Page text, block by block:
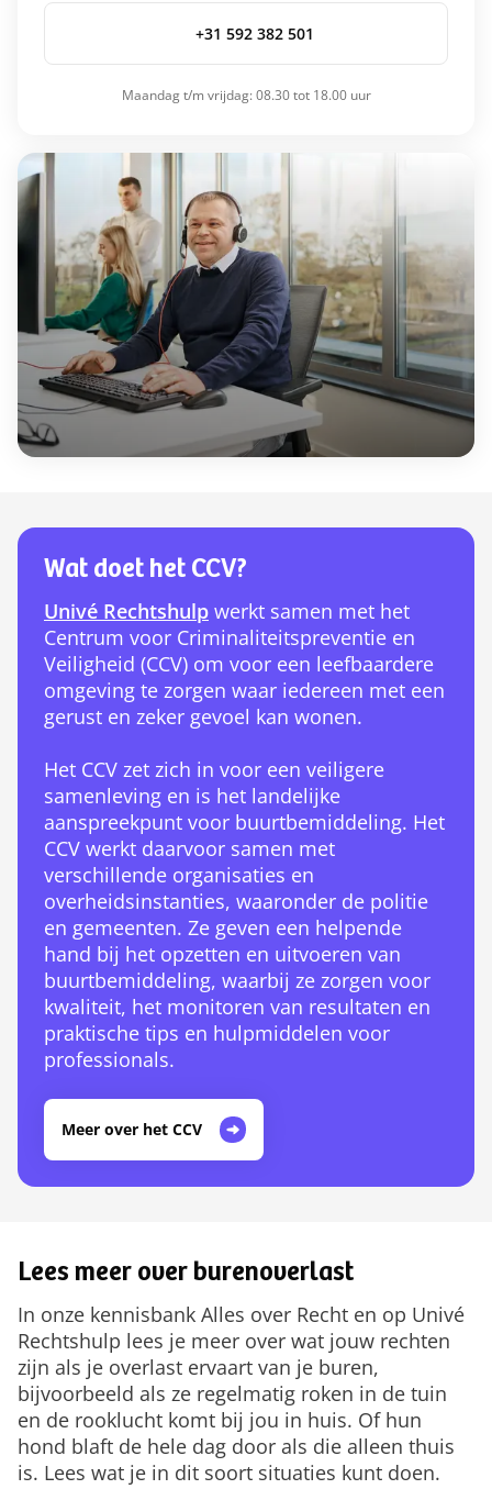
+31 592 382 501
Maandag t/m vrijdag: 08.30 tot 18.00 uur
Wat doet het CCV?
Univé Rechtshulp werkt samen met het
Centrum voor Criminaliteitspreventie en
Veiligheid (CCV) om voor een leefbaardere
omgeving te zorgen waar iedereen met een
gerust en zeker gevoel kan wonen.
Het CCV zet zich in voor een veiligere
samenleving en is het landelijke
aanspreekpunt voor buurtbemiddeling. Het
CCV werkt daarvoor samen met
verschillende organisaties en
overheidsinstanties, waaronder de politie
en gemeenten. Ze geven een helpende
hand bij het opzetten en uitvoeren van
buurtbemiddeling, waarbij ze zorgen voor
kwaliteit, het monitoren van resultaten en
praktische tips en hulpmiddelen voor
professionals.
Meer over het CCV
Lees meer over burenoverlast
In onze kennisbank Alles over Recht en op Univé
Rechtshulp lees je meer over wat jouw rechten
zijn als je overlast ervaart van je buren,
bijvoorbeeld als ze regelmatig roken in de tuin
en de rooklucht komt bij jou in huis. Of hun
hond blaft de hele dag door als die alleen thuis
is. Lees wat je in dit soort situaties kunt doen.